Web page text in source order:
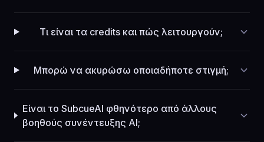
Τι είναι τα credits και πώς λειτουργούν;
Μπορώ να ακυρώσω οποιαδήποτε στιγμή;
Είναι το SubcueAI φθηνότερο από άλλους
βοηθούς συνέντευξης AI;